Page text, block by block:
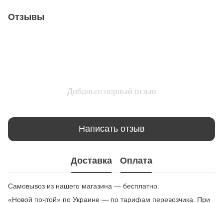
Отзывы
Добавьте первый отзыв
Написать отзыв
Доставка Оплата
Самовывоз из нашего магазина — бесплатно.
«Новой почтой» по Украине — по тарифам перевозчика. При